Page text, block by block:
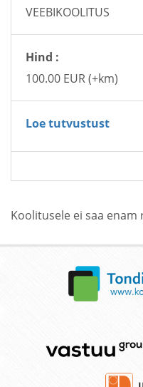
VEEBIKOOLITUS
Hind :
100.00 EUR (+km)
Loe tutvustust
Koolitusele ei saa enam